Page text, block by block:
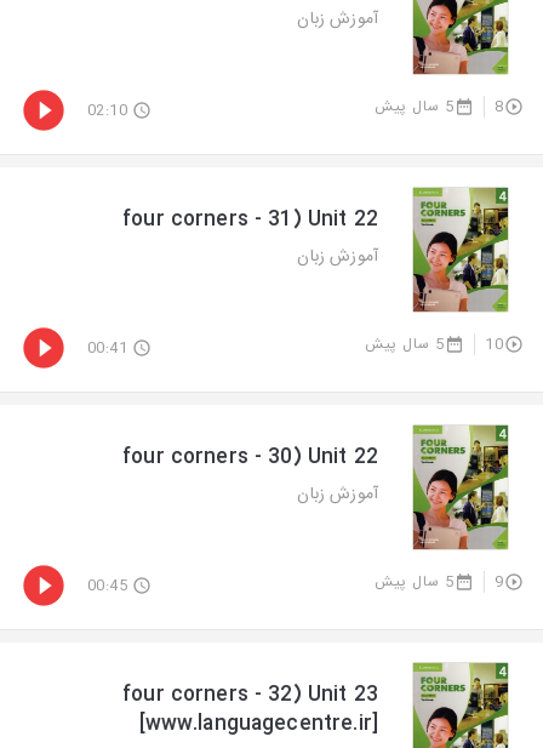
آموزش زبان
8 5 سال پیش 02:10
four corners - 31) Unit 22
آموزش زبان
10 5 سال پیش 00:41
four corners - 30) Unit 22
آموزش زبان
9 5 سال پیش 00:45
four corners - 32) Unit 23
[www.languagecentre.ir]